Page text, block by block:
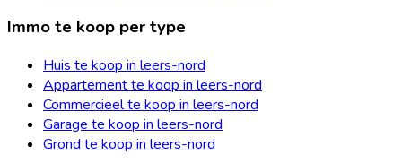
Immo te koop per type
Huis te koop in leers-nord
Appartement te koop in leers-nord
Commercieel te koop in leers-nord
Garage te koop in leers-nord
Grond te koop in leers-nord